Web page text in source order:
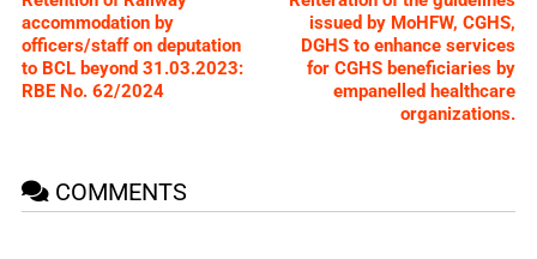
accommodation by
officers/staff on deputation
to BCL beyond 31.03.2023:
RBE No. 62/2024
issued by MoHFW, CGHS,
DGHS to enhance services
for CGHS beneficiaries by
empanelled healthcare
organizations.
COMMENTS